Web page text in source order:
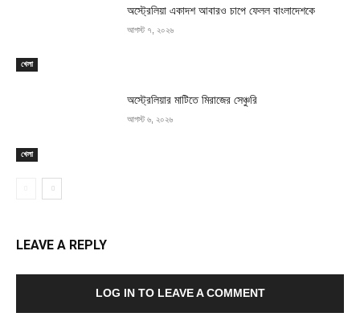
খেলা
অস্ট্রেলিয়া একাদশ আবারও চাপে ফেলল বাংলাদেশকে
আগস্ট ৭, ২০২৬
খেলা
অস্ট্রেলিয়ার মাটিতে মিরাজের সেঞ্চুরি
আগস্ট ৬, ২০২৬
LEAVE A REPLY
LOG IN TO LEAVE A COMMENT